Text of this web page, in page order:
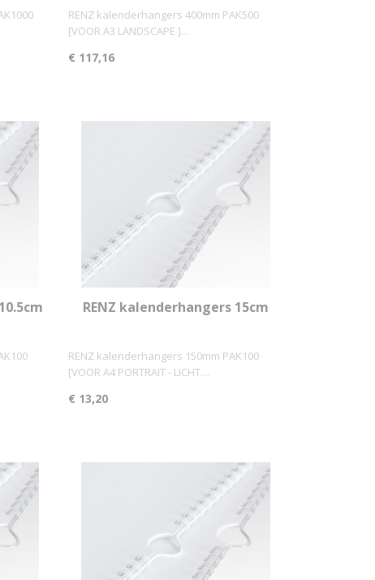
RENZ kalenderhangers 400mm PAK500
[VOOR A3 LANDSCAPE ]…
€ 117,16
RENZ kalenderhangers 15cm
RENZ kalenderhangers 150mm PAK100
[VOOR A4 PORTRAIT - LICHT…
€ 13,20